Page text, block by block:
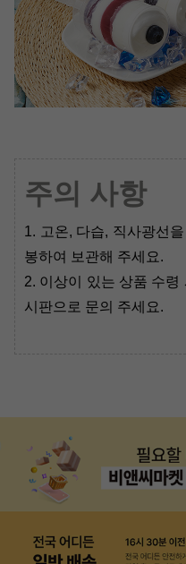
주의 사항
1. 고온, 다습, 직사광선
봉하여 보관해 주세요.
2. 이상이 있는 상품 수령
시판으로 문의 주세요.